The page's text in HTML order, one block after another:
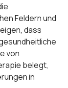
Feldern und
dass
von
belegt,
in